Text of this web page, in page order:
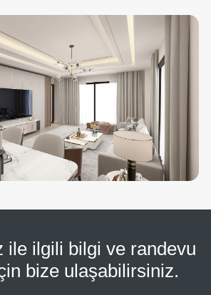
ile ilgili bilgi ve randevu
bize ulaşabilirsiniz.